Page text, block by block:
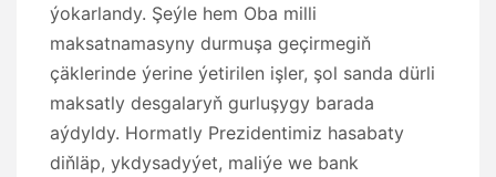
ýokarlandy. Şeýle hem Oba milli
maksatnamasyny durmuşa geçirmegiň
çäklerinde ýerine ýetirilen işler, şol sanda dürli
maksatly desgalaryň gurluşygy barada
aýdyldy. Hormatly Prezidentimiz hasabaty
diňläp, ykdysadyýet, maliýe we bank